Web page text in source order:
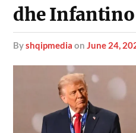
dhe Infantino
byshqipmedia onJune 24,